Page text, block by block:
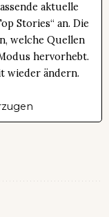
aktuelle
Stories“ an. Die
welche Quellen
hervorhebt.
wieder ändern.